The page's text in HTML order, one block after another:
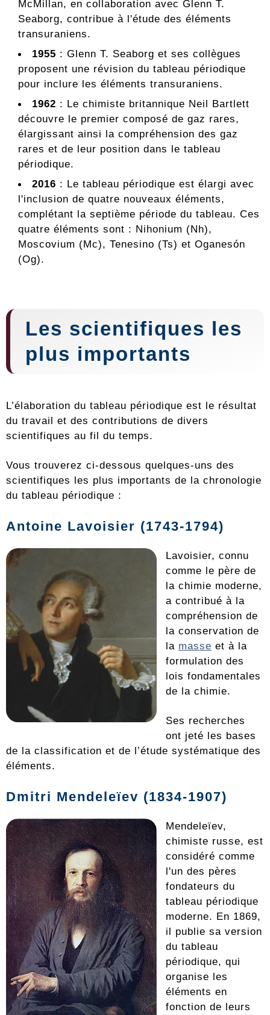
McMillan, en collaboration avec Glenn T.
Seaborg, contribue à l'étude des éléments
transuraniens.
1955 : Glenn T. Seaborg et ses collègues
proposent une révision du tableau périodique
pour inclure les éléments transuraniens.
1962 : Le chimiste britannique Neil Bartlett
découvre le premier composé de gaz rares,
élargissant ainsi la compréhension des gaz
rares et de leur position dans le tableau
périodique.
2016 : Le tableau périodique est élargi avec
l'inclusion de quatre nouveaux éléments,
complétant la septième période du tableau. Ces
quatre éléments sont : Nihonium (Nh),
Moscovium (Mc), Tenesino (Ts) et Oganesón
(Og).
Les scientifiques les
plus importants
L’élaboration du tableau périodique est le résultat
du travail et des contributions de divers
scientifiques au fil du temps.
Vous trouverez ci-dessous quelques-uns des
scientifiques les plus importants de la chronologie
du tableau périodique :
Antoine Lavoisier (1743-1794)
Lavoisier, connu
comme le père de
la chimie moderne,
a contribué à la
compréhension de
la conservation de
la masse et à la
formulation des
lois fondamentales
de la chimie.
Ses recherches
ont jeté les bases
de la classification et de l’étude systématique des
éléments.
Dmitri Mendeleïev (1834-1907)
Mendeleïev,
chimiste russe, est
considéré comme
l'un des pères
fondateurs du
tableau périodique
moderne. En 1869,
il publie sa version
du tableau
périodique, qui
organise les
éléments en
fonction de leurs